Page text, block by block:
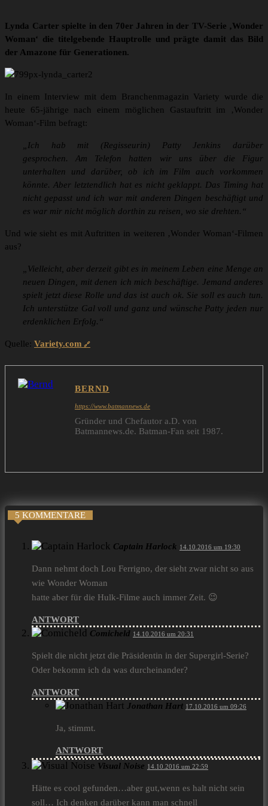
Lynda Carter spielte in den 70er Jahren in der TV-Serie ‚Wonder
Woman‘ die titelgebende Hauptrolle und prägte damit das Bild
der Amazone für Generationen.
In einem Interview mit dem Branchenmagazin Variety wurde die
heute 65-jährige nach einem möglichen Gastauftritt im ‚Wonder
Woman‘-Film befragt:
„Ich hab mit (Regisseurin) Patty Jenkins darüber
gesprochen. Am Telefon hatten wir uns über die Figur
unterhalten und darüber, ob ich im Film auch vorkommen
könnte. Aber letztendlich hat es nicht geklappt. Das Timing hat
nicht gepasst und ich war mit anderen Dingen beschäftigt und
es war mir nicht möglich dorthin zu reisen, wo sie drehten.“
Und wie sieht es mit Auftritten in weiteren ‚Wonder Woman‘-Filmen
aus?
„Vielleicht, aber derzeit gibt es in meinem Leben eine Menge an
neuen Dingen, mit denen ich mich beschäftige. Jemand anderes
spielt jetzt diese Rolle und das ist auch ok. Sie soll es auch tun.
Ich unterstütze Gal voll und ganz und wünsche Patty jeden nur
erdenklichen Erfolg.“
Quelle: Variety.com
BERND
https://www.batmannews.de
Gründer und Chefautor a.D. von
Batmannews.de. Batman-Fan seit 1987.
5 KOMMENTARE
Captain Harlock 14.10.2016 um 19:30
Dann nehmt doch Lou Ferrigno, der sieht zwar nicht so aus
wie Wonder Woman
hatte aber für die Hulk-Filme auch immer Zeit. 😉
ANTWORT
Comicheld 14.10.2016 um 20:31
Spielt die nicht jetzt die Präsidentin in der Supergirl-Serie?
Oder bekomm ich da was durcheinander?
ANTWORT
Jonathan Hart 17.10.2016 um 09:26
Ja, stimmt.
ANTWORT
Visual Noise 14.10.2016 um 22:59
Hätte es cool gefunden…aber gut,wenn es halt nicht sein
soll… Ich denken darüber kann man schnell